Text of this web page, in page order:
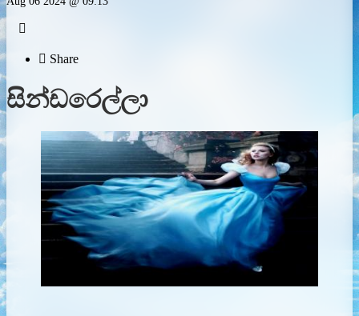

 Share
සින්ඩරෙල්ලා